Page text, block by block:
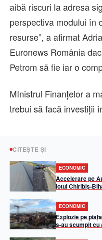
aibă riscuri la adresa
perspectiva modului în
resurse”, a afirmat
Euronews România
Petrom să fie iar o
MInistrul Finanţelor a
trebui să facă investiţii
CITEȘTE ȘI
ECONOMIC
Accelerare pe
lotul Chiribiș-
ECONOMIC
Explozie pe
s-au scumpit cu